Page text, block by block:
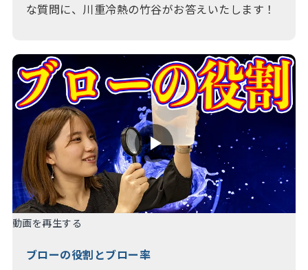
な質問に、川重冷熱の竹谷がお答えいたします！
動画を再生する
ブローの役割とブロー率